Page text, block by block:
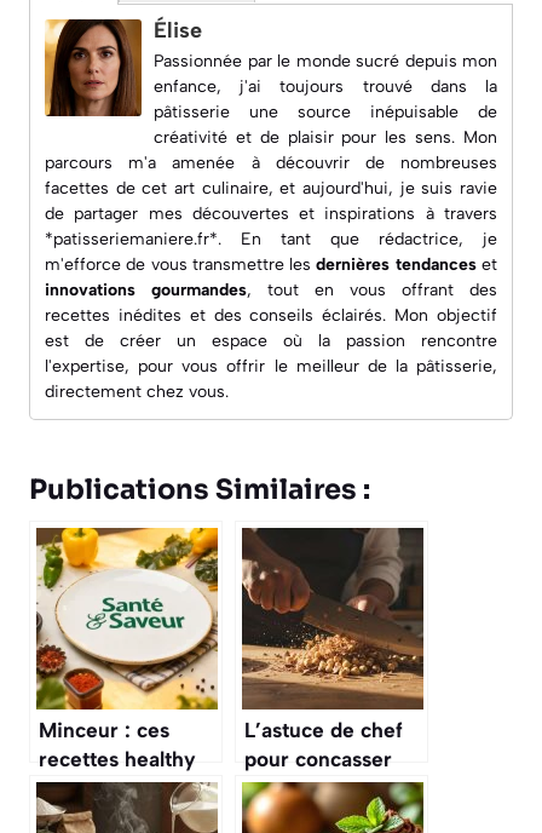
Élise
Passionnée par le monde sucré depuis mon
enfance, j'ai toujours trouvé dans la
pâtisserie une source inépuisable de
créativité et de plaisir pour les sens. Mon
parcours m'a amenée à découvrir de nombreuses
facettes de cet art culinaire, et aujourd'hui, je suis ravie
de partager mes découvertes et inspirations à travers
*patisseriemaniere.fr*. En tant que rédactrice, je
m'efforce de vous transmettre lesdernières tendanceset
innovations gourmandes, tout en vous offrant des
recettes inédites et des conseils éclairés. Mon objectif
est de créer un espace où la passion rencontre
l'expertise, pour vous offrir le meilleur de la pâtisserie,
directement chez vous.
Publications Similaires :
Minceur : ces
recettes healthy
bluffantes qui font
fondre sans
L’astuce de chef
pour concasser
facilement des
noisettes : elles ne